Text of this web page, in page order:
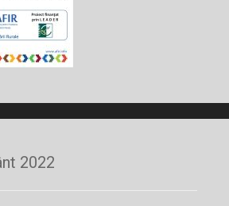
2022